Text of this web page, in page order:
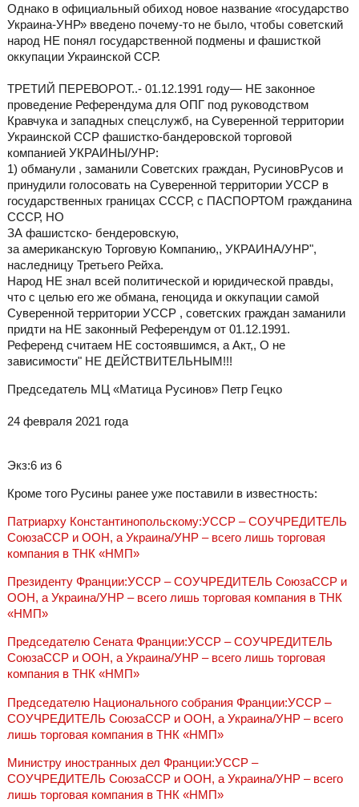
Однако в официальный обиход новое название «государство
Украина-УНР» введено почему-то не было, чтобы советский
народ НЕ понял государственной подмены и фашисткой
оккупации Украинской ССР.
ТРЕТИЙ ПЕРЕВОРОТ..- 01.12.1991 году— НЕ законное
проведение Референдума для ОПГ под руководством
Кравчука и западных спецслужб, на Суверенной территории
Украинской ССР фашистко-бандеровской торговой
компанией УКРАИНЫ/УНР:
1) обманули , заманили Советских граждан, РусиновРусов и
принудили голосовать на Суверенной территории УССР в
государственных границах СССР, с ПАСПОРТОМ гражданина
СССР, НО
ЗА фашистско- бендеровскую,
за американскую Торговую Компанию,, УКРАИНА/УНР",
наследницу Третьего Рейха.
Народ НЕ знал всей политической и юридической правды,
что с целью его же обмана, геноцида и оккупации самой
Суверенной территории УССР , советских граждан заманили
придти на НЕ законный Референдум от 01.12.1991.
Референд считаем НЕ состоявшимся, а Акт,, О не
зависимости" НЕ ДЕЙСТВИТЕЛЬНЫМ!!!
Председатель МЦ «Матица Русинов» Петр Гецко
24 февраля 2021 года
Экз:6 из 6
Кроме того Русины ранее уже поставили в известность:
Патриарху Константинопольскому:УССР – СОУЧРЕДИТЕЛЬ
СоюзаССР и ООН, а Украина/УНР – всего лишь торговая
компания в ТНК «НМП»
Президенту Франции:УССР – СОУЧРЕДИТЕЛЬ СоюзаССР и
ООН, а Украина/УНР – всего лишь торговая компания в ТНК
«НМП»
Председателю Сената Франции:УССР – СОУЧРЕДИТЕЛЬ
СоюзаССР и ООН, а Украина/УНР – всего лишь торговая
компания в ТНК «НМП»
Председателю Национального собрания Франции:УССР –
СОУЧРЕДИТЕЛЬ СоюзаССР и ООН, а Украина/УНР – всего
лишь торговая компания в ТНК «НМП»
Министру иностранных дел Франции:УССР –
СОУЧРЕДИТЕЛЬ СоюзаССР и ООН, а Украина/УНР – всего
лишь торговая компания в ТНК «НМП»